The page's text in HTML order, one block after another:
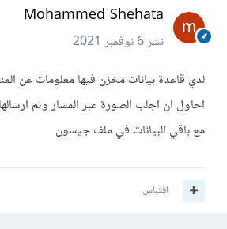
Mohammed Shehata
نشر6 نوفمبر 2021
لدي قاعدة بيانات مخزن فيها معلومات عن
احاول ان اجلب الصورة عبر المسار وثم
مع باقي البيانات في ملف جيسون
اقتباس